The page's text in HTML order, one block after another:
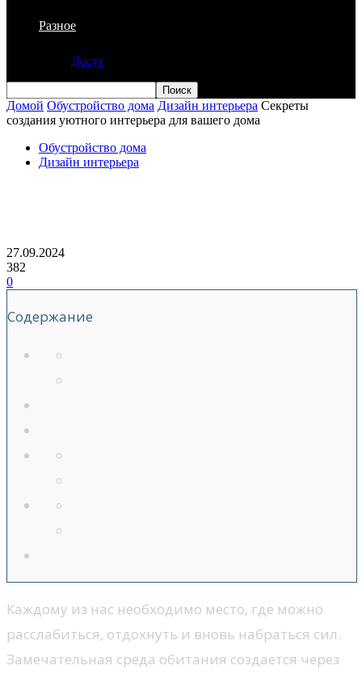
Разное
Досуг
Домой Обустройство дома Дизайн интерьера Секреты
создания уютного интерьера для вашего дома
Обустройство дома
Дизайн интерьера
27.09.2024
382
0
Содержание
Каждому из нас необходимо место, где можно
расслабиться, отдохнуть и вновь набраться сил.
Замечательная среда обитания создается через